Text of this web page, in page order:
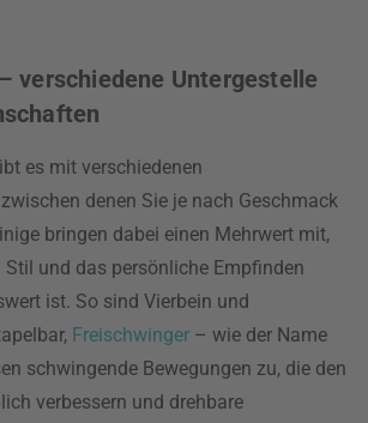
verschiedene Untergestelle
es mit verschiedenen
denen Sie je nach Geschmack
bringen dabei einen Mehrwert mit,
Stil und das persönliche Empfinden
ist. So sind Vierbein und
Freischwinger – wie der Name
schwingende Bewegungen zu, die den
verbessern und drehbare